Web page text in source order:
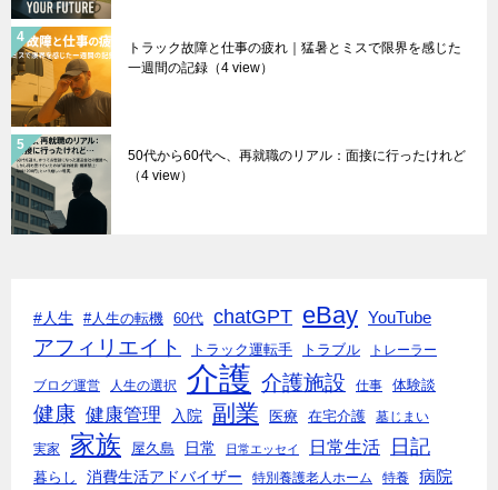
トラック故障と仕事の疲れ｜猛暑とミスで限界を感じた
一週間の記録 （4 view）
50代から60代へ、再就職のリアル：面接に行ったけれど
（4 view）
#人生 #人生の転機 60代 chatGPT eBay YouTube
アフィリエイト トラック運転手 トラブル トレーラー
ブログ運営 人生の選択 介護 介護施設 仕事 体験談
健康 健康管理 入院 副業 医療 在宅介護 墓じまい
実家 家族 屋久島 日常 日常エッセイ 日常生活 日記
暮らし 消費生活アドバイザー 特別養護老人ホーム 特養 病院